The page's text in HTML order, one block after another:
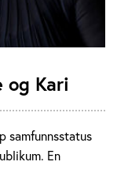
og Kari
samfunnsstatus
En